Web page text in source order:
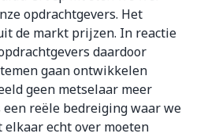
opdrachtgevers. Het
de markt prijzen. In reactie
daardoor
gaan ontwikkelen
geen metselaar meer
een reële bedreiging waar we
echt over moeten